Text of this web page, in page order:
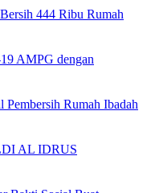
444 Ribu Rumah
AMPG dengan
Rumah Ibadah
AL IDRUS